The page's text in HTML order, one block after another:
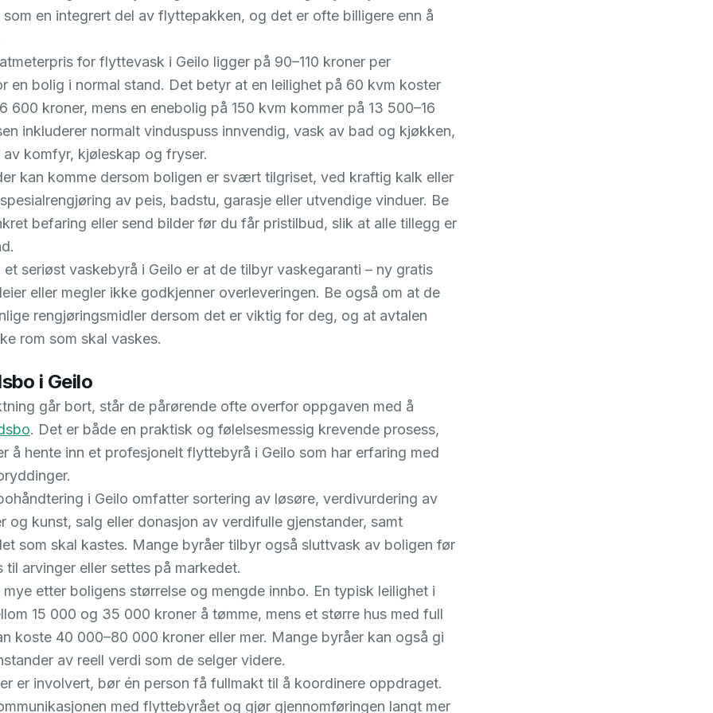
en integrert del av flyttepakken, og det er ofte billigere enn å
for flyttevask i Geilo ligger på 90–110 kroner per
en bolig i normal stand. Det betyr at en leilighet på 60 kvm koster
600 kroner, mens en enebolig på 150 kvm kommer på 13 500–16
inkluderer normalt vinduspuss innvendig, vask av bad og kjøkken,
komfyr, kjøleskap og fryser.
kan komme dersom boligen er svært tilgriset, ved kraftig kalk eller
av peis, badstu, garasje eller utvendige vinduer. Be
befaring eller send bilder før du får pristilbud, slik at alle tillegg er
seriøst vaskebyrå i Geilo er at de tilbyr vaskegaranti – ny gratis
eller megler ikke godkjenner overleveringen. Be også om at de
rengjøringsmidler dersom det er viktig for deg, og at avtalen
rom som skal vaskes.
i Geilo
går bort, står de pårørende ofte overfor oppgaven med å
. Det er både en praktisk og følelsesmessig krevende prosess,
å hente inn et profesjonelt flyttebyrå i Geilo som har erfaring med
i Geilo omfatter sortering av løsøre, verdivurdering av
og kunst, salg eller donasjon av verdifulle gjenstander, samt
som skal kastes. Mange byråer tilbyr også sluttvask av boligen før
til arvinger eller settes på markedet.
mye etter boligens størrelse og mengde innbo. En typisk leilighet i
15 000 og 35 000 kroner å tømme, mens et større hus med full
koste 40 000–80 000 kroner eller mer. Mange byråer kan også gi
av reell verdi som de selger videre.
er involvert, bør én person få fullmakt til å koordinere oppdraget.
med flyttebyrået og gjør gjennomføringen langt mer